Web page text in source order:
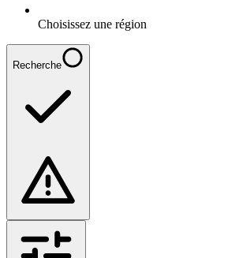
Choisissez une région
Recherche